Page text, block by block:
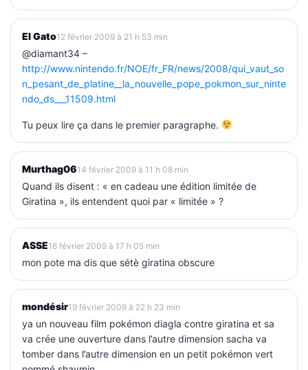
El Gato12 février 2009 à 21 h 53 min
@diamant34 –
http://www.nintendo.fr/NOE/fr_FR/news/2008/qui_vaut_so
n_pesant_de_platine__la_nouvelle_pope_pokmon_sur_ninte
ndo_ds___11509.html
Tu peux lire ça dans le premier paragraphe.
Murthag0614 février 2009 à 11 h 08 min
Quand ils disent : « en cadeau une édition limitée de
Giratina », ils entendent quoi par « limitée » ?
ASSE16 février 2009 à 17 h 05 min
mon pote ma dis que sétè giratina obscure
mondésir19 février 2009 à 22 h 23 min
ya un nouveau film pokémon diagla contre giratina et sa
va crée une ouverture dans l’autre dimension sacha va
tomber dans l’autre dimension en un petit pokémon vert